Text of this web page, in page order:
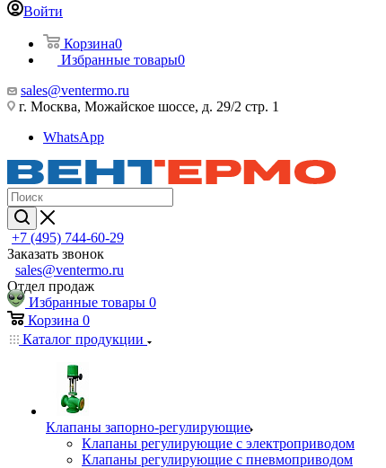
Войти
Корзина0
Избранные товары0
sales@ventermo.ru
г. Москва, Можайское шоссе, д. 29/2 стр. 1
WhatsApp
+7 (495) 744-60-29
Заказать звонок
sales@ventermo.ru
Отдел продаж
Избранные товары 0
Корзина 0
Каталог продукции
Клапаны запорно-регулирующие
Клапаны регулирующие с электроприводом
Клапаны регулирующие с пневмоприводом